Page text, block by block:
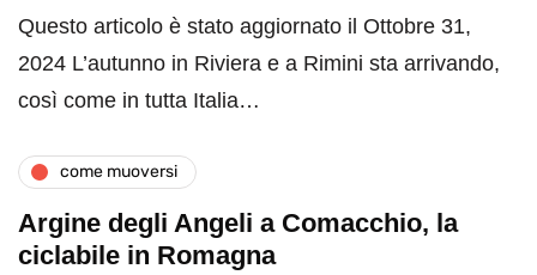
Questo articolo è stato aggiornato il Ottobre 31,
2024 L’autunno in Riviera e a Rimini sta arrivando,
così come in tutta Italia…
come muoversi
Argine degli Angeli a Comacchio, la
ciclabile in Romagna